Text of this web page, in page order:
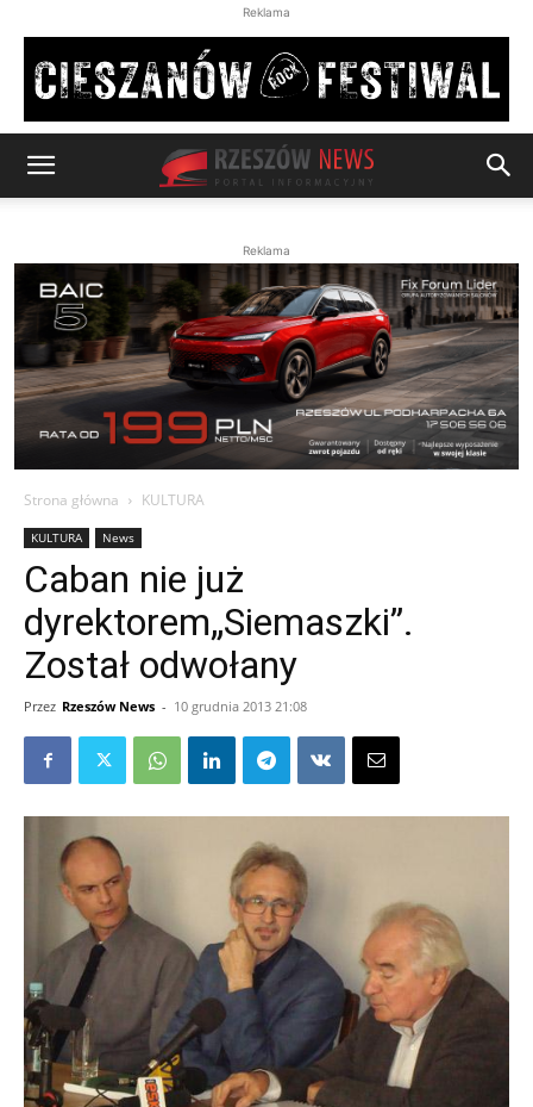
Reklama
Reklama
Strona główna KULTURA
KULTURA News
Caban nie już
dyrektorem„Siemaszki”.
Został odwołany
Przez Rzeszów News - 10 grudnia 2013 21:08